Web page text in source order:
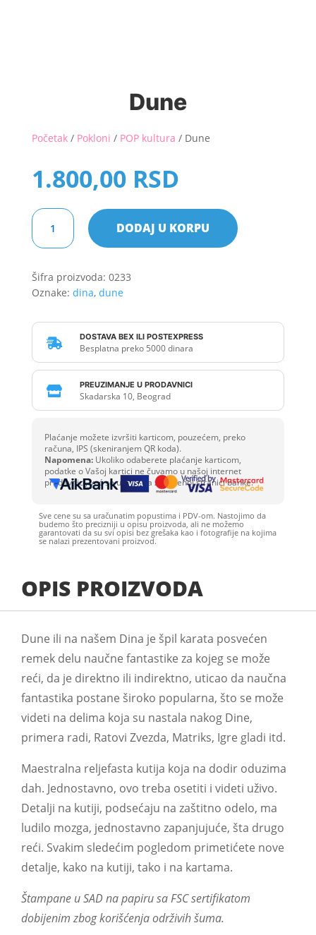
Dune
Početak/ Pokloni / POP kultura / Dune
1.800,00 RSD
Dune
količina
DODAJ U KORPU
Šifra proizvoda: 0233
Oznake: dina, dune
 DOSTAVA BEX ILI POSTEXPRESS
Besplatna preko 5000 dinara
 PREUZIMANJE U PRODAVNICI
Skadarska 10, Beograd
Plaćanje možete izvršiti karticom, pouzećem, preko
računa, IPS (skeniranjem QR koda).
Napomena:Ukoliko odaberete plaćanje karticom,
podatke o Vašoj kartici ne čuvamo u našoj internet
prodavnici, već se unose na zaštićenoj stranici banke.
Sve cene su sa uračunatim popustima i PDV-om. Nastojimo da
budemo što precizniji u opisu proizvoda, ali ne možemo
garantovati da su svi opisi bez grešaka kao i fotografije na kojima
se nalazi prezentovani proizvod.
OPIS PROIZVODA
Dune ili na našem Dina je špil karata posvećen
remek delu naučne fantastike za kojeg se može
reći, da je direktno ili indirektno, uticao da naučna
fantastika postane široko popularna, što se može
videti na delima koja su nastala nakog Dine,
primera radi, Ratovi Zvezda, Matriks, Igre gladi itd.
Maestralna reljefasta kutija koja na dodir oduzima
dah. Jednostavno, ovo treba osetiti i videti uživo.
Detalji na kutiji, podsećaju na zaštitno odelo, ma
ludilo mozga, jednostavno zapanjujuće, šta drugo
reći. Svakim sledećim pogledom primetićete nove
detalje, kako na kutiji, tako i na kartama.
Štampane u SAD na papiru sa FSC sertifikatom
dobijenim zbog korišćenja održivih šuma.